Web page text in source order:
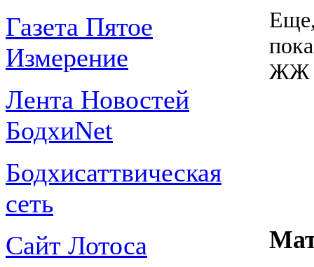
Газета Пятое
Измерение
Лента Новостей
БодхиNet
Бодхисаттвическая
сеть
Сайт Лотоса
ЖЖ